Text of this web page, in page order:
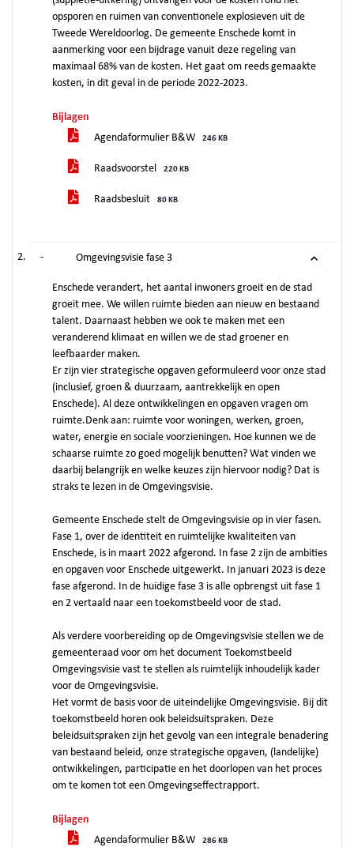
opsporen en ruimen van conventionele explosieven uit de
Tweede Wereldoorlog. De gemeente Enschede komt in
aanmerking voor een bijdrage vanuit deze regeling van
maximaal 68% van de kosten. Het gaat om reeds gemaakte
kosten, in dit geval in de periode 2022-2023.
Bijlagen
Agendaformulier B&W
246 KB
Raadsvoorstel 220 KB
Raadsbesluit 80 KB
- Omgevingsvisie fase 3
Enschede verandert, het aantal inwoners groeit en de stad
groeit mee. We willen ruimte bieden aan nieuw en bestaand
talent. Daarnaast hebben we ook te maken met een
veranderend klimaat en willen we de stad groener en
leefbaarder maken.
Er zijn vier strategische opgaven geformuleerd voor onze stad
(inclusief, groen & duurzaam, aantrekkelijk en open
Enschede). Al deze ontwikkelingen en opgaven vragen om
ruimte.Denk aan: ruimte voor woningen, werken, groen,
water, energie en sociale voorzieningen. Hoe kunnen we de
schaarse ruimte zo goed mogelijk benutten? Wat vinden we
daarbij belangrijk en welke keuzes zijn hiervoor nodig? Dat is
straks te lezen in de Omgevingsvisie.
Gemeente Enschede stelt de Omgevingsvisie op in vier fasen.
Fase 1, over de identiteit en ruimtelijke kwaliteiten van
Enschede, is in maart 2022 afgerond. In fase 2 zijn de ambities
en opgaven voor Enschede uitgewerkt. In januari 2023 is deze
fase afgerond. In de huidige fase 3 is alle opbrengst uit fase 1
en 2 vertaald naar een toekomstbeeld voor de stad.
Als verdere voorbereiding op de Omgevingsvisie stellen we de
gemeenteraad voor om het document Toekomstbeeld
Omgevingsvisie vast te stellen als ruimtelijk inhoudelijk kader
voor de Omgevingsvisie.
Het vormt de basis voor de uiteindelijke Omgevingsvisie. Bij dit
toekomstbeeld horen ook beleidsuitspraken. Deze
beleidsuitspraken zijn het gevolg van een integrale benadering
van bestaand beleid, onze strategische opgaven, (landelijke)
ontwikkelingen, participatie en het doorlopen van het proces
om te komen tot een Omgevingseffectrapport.
Bijlagen
Agendaformulier B&W
286 KB